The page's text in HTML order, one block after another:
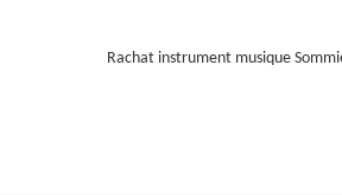
Rachat instrument musique